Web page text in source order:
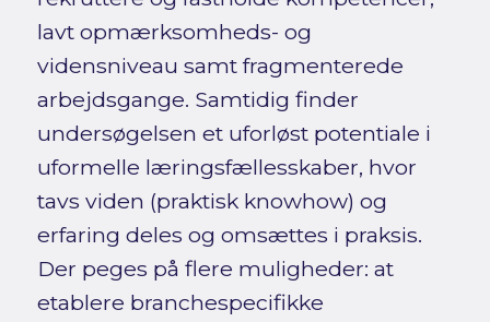
lavt opmærksomheds- og
vidensniveau samt fragmenterede
arbejdsgange. Samtidig finder
undersøgelsen et uforløst potentiale i
uformelle læringsfællesskaber, hvor
tavs viden (praktisk knowhow) og
erfaring deles og omsættes i praksis.
Der peges på flere muligheder: at
etablere branchespecifikke